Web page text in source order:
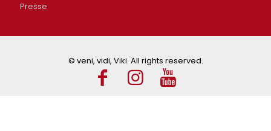
Presse
© veni, vidi, Viki. All rights reserved.